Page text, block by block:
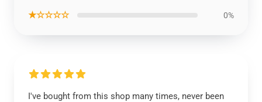
★☆☆☆☆ 0%
I've bought from this shop many times, never been